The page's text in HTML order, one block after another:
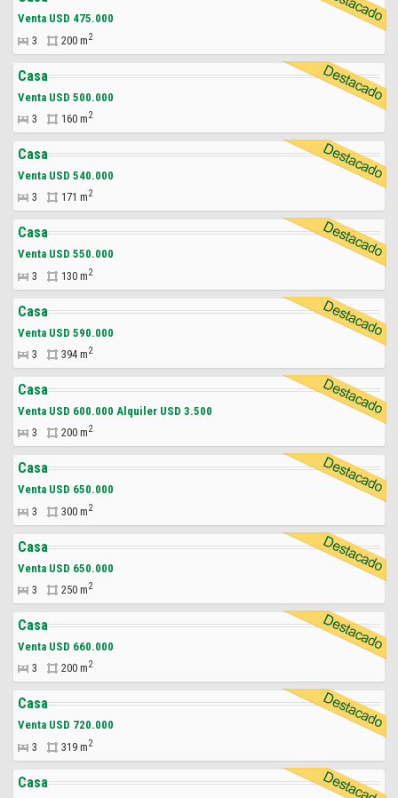
Venta USD 475.000
3
200 m2
Casa
Venta USD 500.000
3
160 m2
Casa
Venta USD 540.000
3
171 m2
Casa
Venta USD 550.000
3
130 m2
Casa
Venta USD 590.000
3
394 m2
Casa
Venta USD 600.000 Alquiler USD 3.500
3
200 m2
Casa
Venta USD 650.000
3
300 m2
Casa
Venta USD 650.000
3
250 m2
Casa
Venta USD 660.000
3
200 m2
Casa
Venta USD 720.000
3
319 m2
Casa